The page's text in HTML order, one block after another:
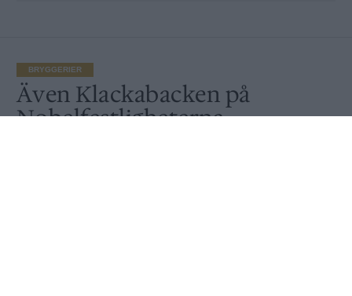
BRYGGERIER
Även Klackabacken på
Nobelfestligheterna